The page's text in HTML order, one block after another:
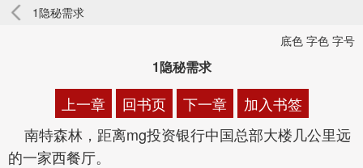
1隐秘需求
底色 字色 字号
1隐秘需求
上一章 回书页 下一章
加入书签
南特森林，距离mg投资银行中国总部大楼几公里远
的一家西餐厅。